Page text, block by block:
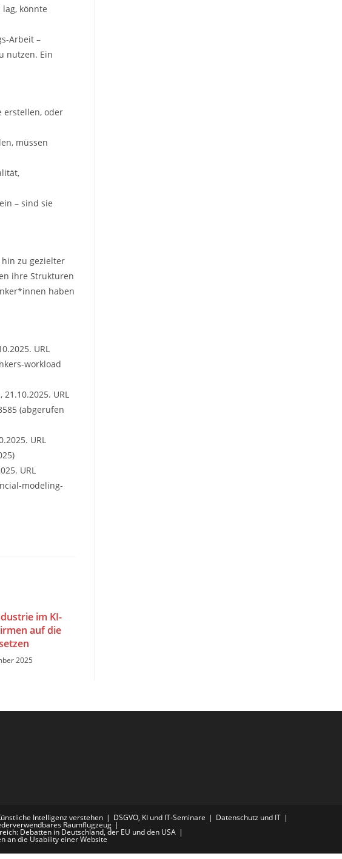
könnte
Arbeit –
nutzen. Ein
erstellen, oder
müssen
– sind sie
hin zu gezielter
ihre Strukturen
haben
URL
workload
URL
(abgerufen
URL
URL
modeling-
im KI-
auf die
2025
Intelligenz verstehen DSGVO, KI und IT-Seminare Datenschutz und IT
Raumflugzeug
Debatten in Deutschland, der EU und den USA
an die Usability einer Website